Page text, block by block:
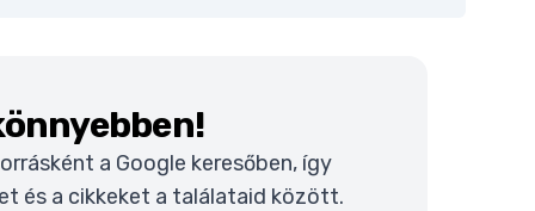
a Google keresőben, így
és a cikkeket a találataid között.